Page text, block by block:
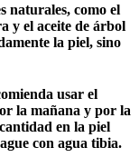
naturales, como el
y el aceite de árbol
la piel, sino
usar el
la mañana y por la
en la piel
con agua tibia.